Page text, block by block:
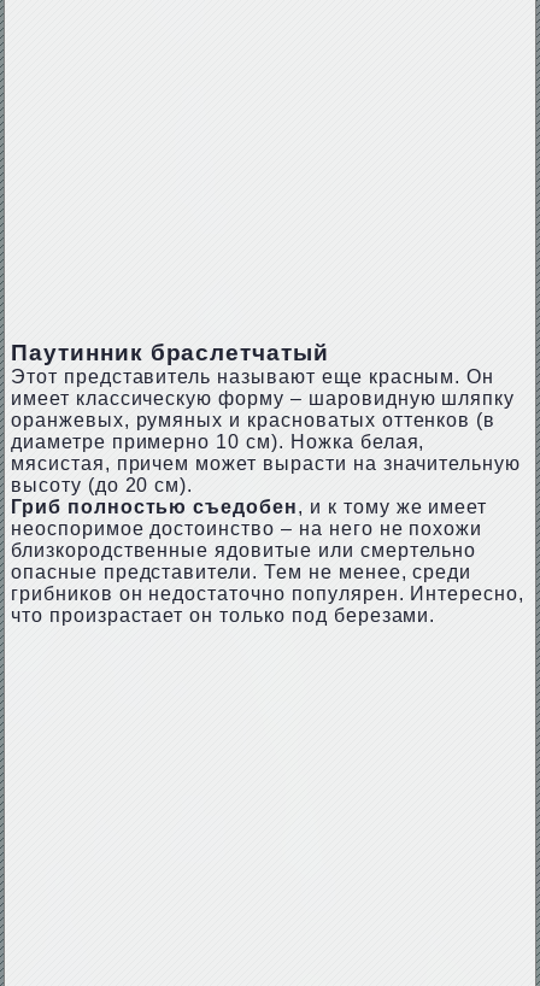
Паутинник браслетчатый
Этот представитель называют еще красным. Он
имеет классическую форму – шаровидную шляпку
оранжевых, румяных и красноватых оттенков (в
диаметре примерно 10 см). Ножка белая,
мясистая, причем может вырасти на значительную
высоту (до 20 см).
Гриб полностью съедобен, и к тому же имеет
неоспоримое достоинство – на него не похожи
близкородственные ядовитые или смертельно
опасные представители. Тем не менее, среди
грибников он недостаточно популярен. Интересно,
что произрастает он только под березами.